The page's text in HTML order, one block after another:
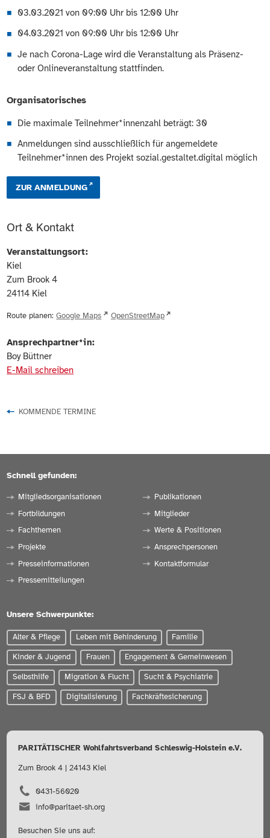
03.03.2021 von 09:00 Uhr bis 12:00 Uhr
04.03.2021 von 09:00 Uhr bis 12:00 Uhr
Je nach Corona-Lage wird die Veranstaltung als Präsenz-
oder Onlineveranstaltung stattfinden.
Organisatorisches
Die maximale Teilnehmer*innenzahl beträgt: 30
Anmeldungen sind ausschließlich für angemeldete
Teilnehmer*innen des Projekt sozial.gestaltet.digital möglich
ZUR ANMELDUNG
Ort & Kontakt
Veranstaltungsort:
Kiel
Zum Brook 4
24114 Kiel
Route planen: Google Maps OpenStreetMap
Ansprechpartner*in:
Boy Büttner
E-Mail schreiben
KOMMENDE TERMINE
Schnell gefunden:
Mitgliedsorganisationen
Fortbildungen
Fachthemen
Projekte
Presseinformationen
Pressemitteilungen
Publikationen
Mitglieder
Werte & Positionen
Ansprechpersonen
Kontaktformular
Unsere Schwerpunkte:
Alter & Pflege Leben mit Behinderung Familie
Kinder & Jugend Frauen Engagement & Gemeinwesen
Selbsthilfe Migration & Flucht Sucht & Psychiatrie
FSJ & BFD Digitalisierung Fachkräftesicherung
PARITÄTISCHER Wohlfahrtsverband Schleswig-Holstein e.V.
Zum Brook 4 | 24143 Kiel
0431-56020
info@paritaet-sh.org
Besuchen Sie uns auf: